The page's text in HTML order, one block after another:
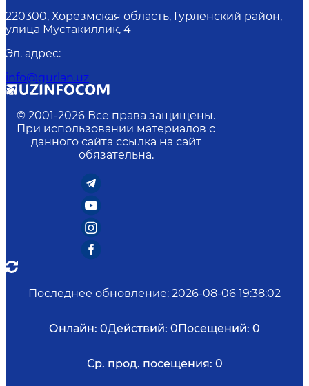
220300, Хорезмская область, Гурленский район,
улица Мустакиллик, 4
Эл. адрес:
info@gurlan.uz
© 2001-2026 Все права защищены.
При использовании материалов с
данного сайта ссылка на сайт
обязательна.
Последнее обновление: 2026-08-06 19:38:02
Онлайн: 0Действий: 0Посещений: 0
Ср. прод. посещения: 0